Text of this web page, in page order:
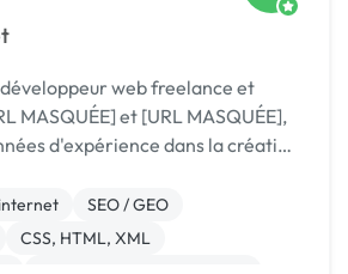
web freelance et
MASQUÉE] et [URL MASQUÉE],
d'expérience dans la création
en une réalité digitale, en
SEO / GEO
CSS, HTML, XML